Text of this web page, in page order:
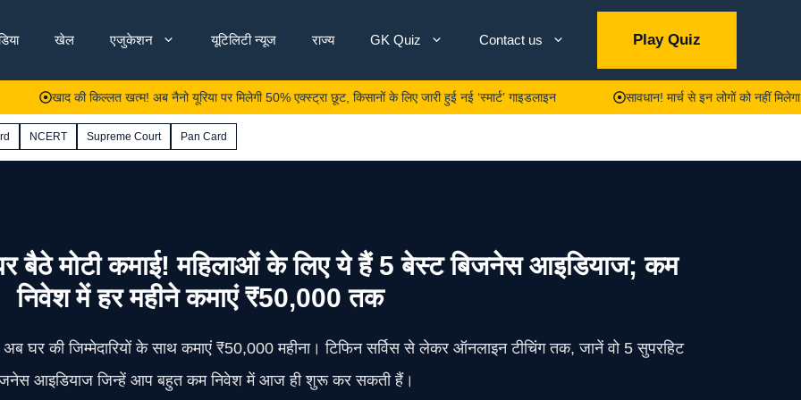
खेल एजुकेशन यूटिलिटी न्यूज राज्य GK Quiz Contact us Play Quiz
खाद की किल्लत खत्म! अब नैनो यूरिया पर मिलेगी 50% एक्स्ट्रा छूट, किसानों के लिए जारी हुई नई ‘स्मार्ट’ गाइडलाइन सावधान! मार्च से इन लोगों को नहीं मिलेगा मुफ्त
NCERT Supreme Court Pan Card
मोटी कमाई! महिलाओं के लिए ये हैं 5 बेस्ट बिजनेस आइडियाज; कम
निवेश में हर महीने कमाएं ₹50,000 तक
घर की जिम्मेदारियों के साथ कमाएं ₹50,000 महीना। टिफिन सर्विस से लेकर ऑनलाइन टीचिंग तक, जानें वो 5 सुपरहिट
आइडियाज जिन्हें आप बहुत कम निवेश में आज ही शुरू कर सकती हैं।